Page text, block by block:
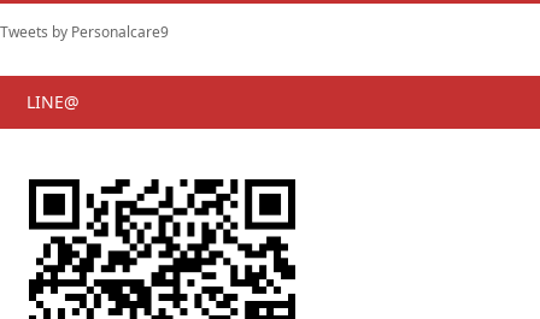
Tweets by Personalcare9
LINE@